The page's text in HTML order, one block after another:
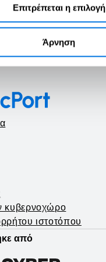
Επιτρέπεται η επιλογή
Άρνηση
Παιχνίδι
κυβερνοχώρο
ιστοτόπου
από